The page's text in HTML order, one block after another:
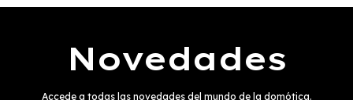
Novedades
Accede a todas las novedades del mundo de la domótica.